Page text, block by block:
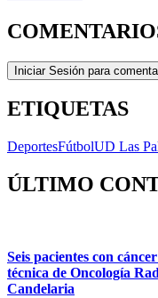
Iniciar Sesión para
ETIQUETAS
DeportesFútbolUD Las
ÚLTIMO
Seis pacientes con
técnica de Oncología
Candelaria